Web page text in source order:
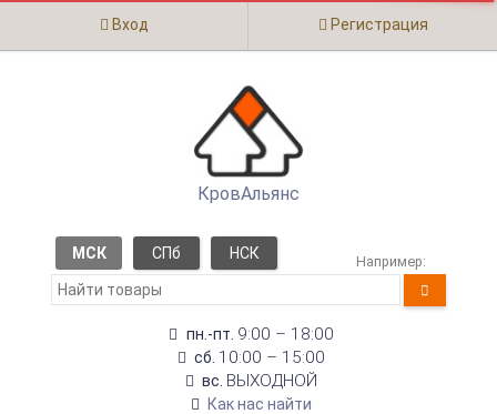
Вход Регистрация
КровАльянс
МСК СПб НСК Например:
пн.-пт. 9:00 – 18:00
сб. 10:00 – 15:00
вс. ВЫХОДНОЙ
Как нас найти